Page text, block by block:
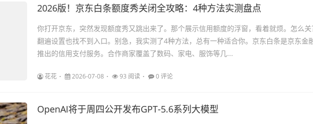
2026版！京东白条额度秀关闭全攻略：4种方法实测盘点
你打开京东，突然发现额度秀又跳出来了。那个展示信用额度的浮窗，看着就烦。怎么关
翻遍设置也找不到入口。别急，我实测了4种方法，总有一种适合你。京东白条是京东金
推出的信用支付服务。合作商家覆盖了数码、家电、服饰等几...
花花 2026-07-08 93 阅读 0 评论
OpenAI将于周四公开发布GPT-5.6系列大模型